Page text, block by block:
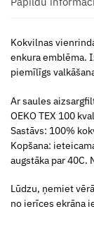
Kokvilnas
enkura emblēma.
piemīlīgs
Ar saules
OEKO TEX 100
Sastāvs: 100%
Kopšana:
augstāka par 40C.
Lūdzu, ņemiet
no ierīces ekrāna